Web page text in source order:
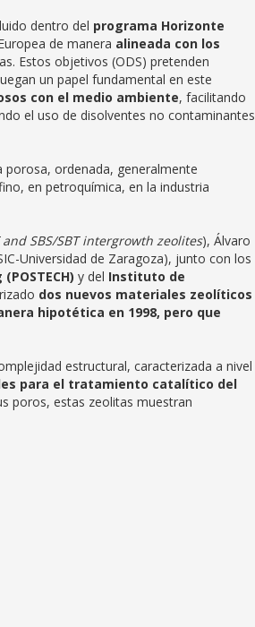
dentro del programa Horizonte
de manera alineada con los
Estos objetivos (ODS) pretenden
un papel fundamental en este
con el medio ambiente, facilitando
el uso de disolventes no contaminantes
porosa, ordenada, generalmente
en petroquímica, en la industria
SBS/SBT intergrowth zeolites), Álvaro
Universidad de Zaragoza), junto con los
y del Instituto de
dos nuevos materiales zeolíticos
hipotética en 1998, pero que
estructural, caracterizada a nivel
para el tratamiento catalítico del
poros, estas zeolitas muestran